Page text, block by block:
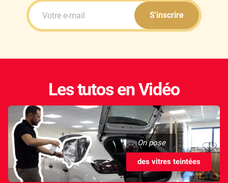
S'inscrire
Les tutos en Vidéo
On pose
des vitres teintées